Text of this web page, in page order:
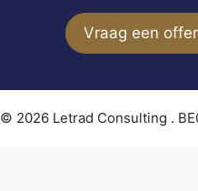
Vraag een
© 2026 Letrad Consulting .